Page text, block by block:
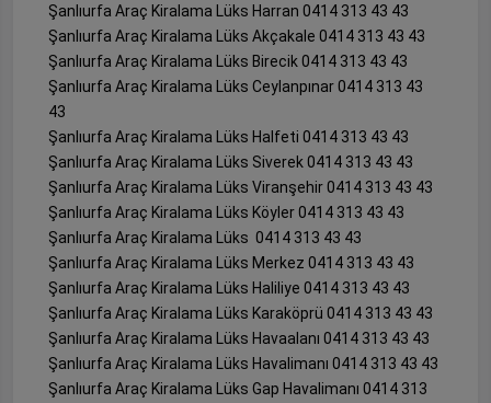
Şanlıurfa Araç Kiralama Lüks Harran 0414 313 43 43
Şanlıurfa Araç Kiralama Lüks Akçakale 0414 313 43 43
Şanlıurfa Araç Kiralama Lüks Birecik 0414 313 43 43
Şanlıurfa Araç Kiralama Lüks Ceylanpınar 0414 313 43
43
Şanlıurfa Araç Kiralama Lüks Halfeti 0414 313 43 43
Şanlıurfa Araç Kiralama Lüks Siverek 0414 313 43 43
Şanlıurfa Araç Kiralama Lüks Viranşehir 0414 313 43 43
Şanlıurfa Araç Kiralama Lüks Köyler 0414 313 43 43
Şanlıurfa Araç Kiralama Lüks 0414 313 43 43
Şanlıurfa Araç Kiralama Lüks Merkez 0414 313 43 43
Şanlıurfa Araç Kiralama Lüks Haliliye 0414 313 43 43
Şanlıurfa Araç Kiralama Lüks Karaköprü 0414 313 43 43
Şanlıurfa Araç Kiralama Lüks Havaalanı 0414 313 43 43
Şanlıurfa Araç Kiralama Lüks Havalimanı 0414 313 43 43
Şanlıurfa Araç Kiralama Lüks Gap Havalimanı 0414 313